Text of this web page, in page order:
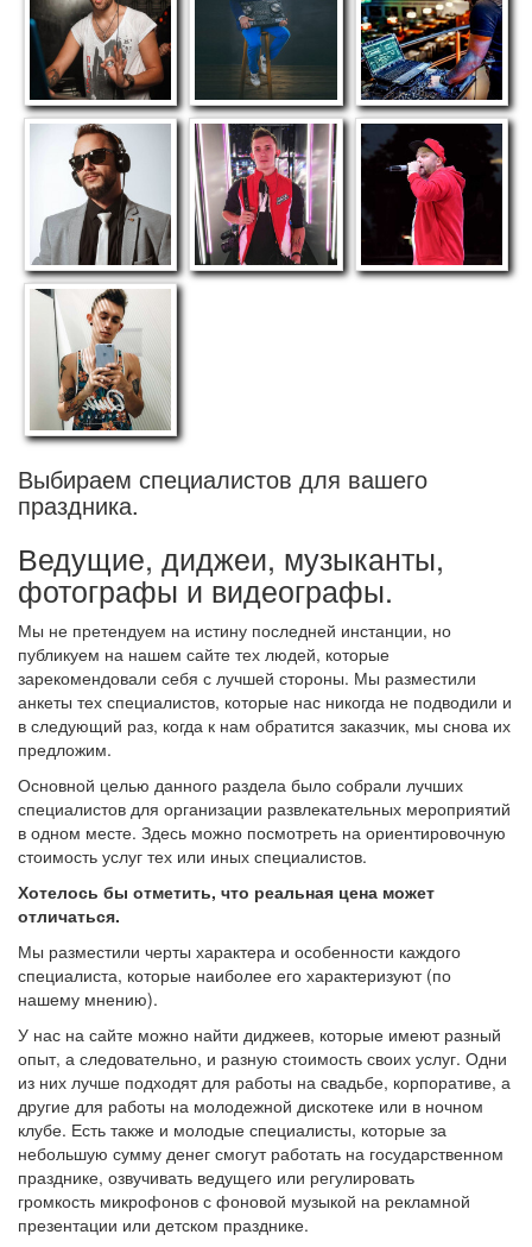
Выбираем специалистов для вашего
праздника.
Ведущие, диджеи, музыканты,
фотографы и видеографы.
Мы не претендуем на истину последней инстанции, но
публикуем на нашем сайте тех людей, которые
зарекомендовали себя с лучшей стороны. Мы разместили
анкеты тех специалистов, которые нас никогда не подводили и
в следующий раз, когда к нам обратится заказчик, мы снова их
предложим.
Основной целью данного раздела было собрали лучших
специалистов для организации развлекательных мероприятий
в одном месте. Здесь можно посмотреть на ориентировочную
стоимость услуг тех или иных специалистов.
Хотелось бы отметить, что реальная цена может
отличаться.
Мы разместили черты характера и особенности каждого
специалиста, которые наиболее его характеризуют (по
нашему мнению).
У нас на сайте можно найти диджеев, которые имеют разный
опыт, а следовательно, и разную стоимость своих услуг. Одни
из них лучше подходят для работы на свадьбе, корпоративе, а
другие для работы на молодежной дискотеке или в ночном
клубе. Есть также и молодые специалисты, которые за
небольшую сумму денег смогут работать на государственном
празднике, озвучивать ведущего или регулировать
громкость микрофонов с фоновой музыкой на рекламной
презентации или детском празднике.